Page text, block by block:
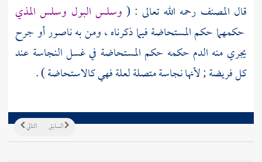
قال المصنف رحمه الله تعالى : ( وسلس البول وسلس المذي
حكمهما حكم المستحاضة فيما ذكرناه ، ومن به ناصور أو جرح
يجري منه الدم حكمه حكم المستحاضة في غسل النجاسة عند
كل فريضة ; لأنها نجاسة متصلة لعلة فهي كالاستحاضة ) .
التالي السابق